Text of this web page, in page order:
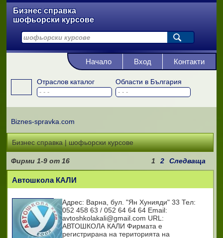
Бизнес справка
шофьорски курсове
Отраслов каталог Области в България
Начало Вход Контакти
Biznes-spravka.com
Бизнес справка | шофьорски курсове
Фирми 1-9от 16 1 2 Следваща
Автошкола КАЛИ
Адрес: Варна, бул. "Ян Хунияди" 33 Тел:
052 458 63 / 052 64 64 64 Email:
avtoshkolakali@gmail.com URL:
АВТОШКОЛА КАЛИ Фирмата е
регистрирана на територията на